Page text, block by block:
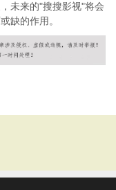
未来的"搜搜影视"将会
缺的作用。